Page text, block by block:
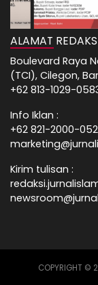
ALAMAT
Boulevard Raya
(TCI), Cilegon,
+62 813-1029-
Info Iklan :
+62 821-2000-
Kirim tulisan :
COPYRIGHT ©